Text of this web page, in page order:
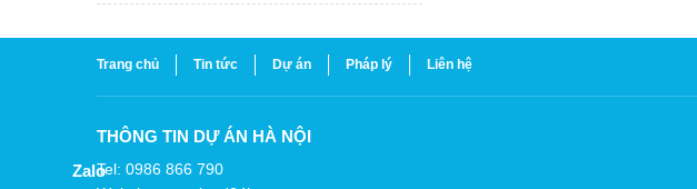
Trang chủ Tin tức Dự án Pháp lý Liên hệ
THÔNG TIN DỰ ÁN HÀ NỘI
Tel: 0986 866 790
Zalo